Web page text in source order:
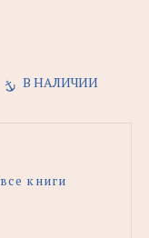
В НАЛИЧИИ
все книги